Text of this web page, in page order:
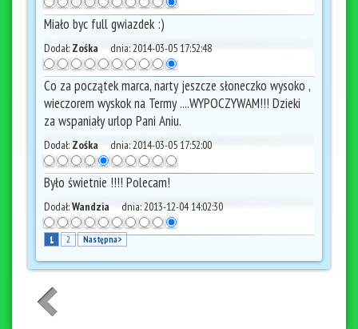
Miało byc full gwiazdek :)
Dodał: Zośka dnia:2014-03-05 17:52:48
Co za początek marca, narty jeszcze słoneczko wysoko ,
wieczorem wyskok na Termy ....WYPOCZYWAM!!! Dzieki
za wspaniały urlop Pani Aniu.
Dodał: Zośka dnia:2014-03-05 17:52:00
Było świetnie !!!! Polecam!
Dodał:Wandzia dnia:2013-12-04 14:02:30
1 2 Następna>